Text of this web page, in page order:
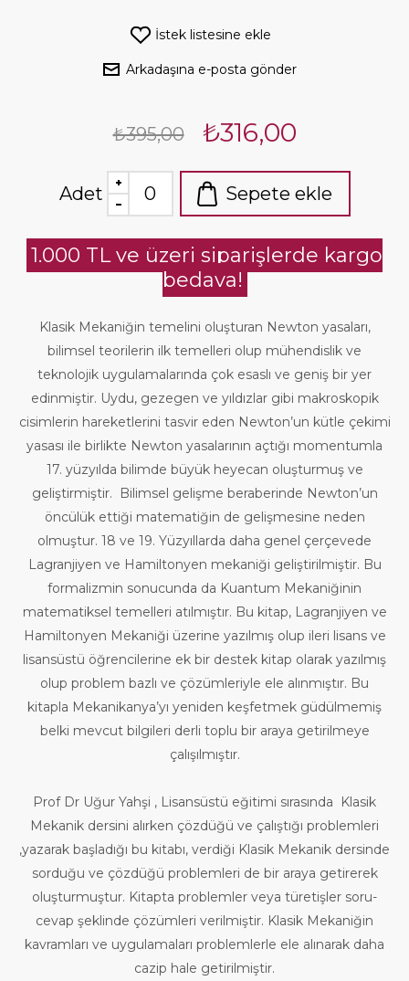
İstek listesine ekle
Arkadaşına e-posta gönder
₺395,00 ₺316,00
Adet Sepete ekle
1.000 TL ve üzeri siparişlerde kargo
bedava!
Klasik Mekaniğin temelini oluşturan Newton yasaları,
bilimsel teorilerin ilk temelleri olup mühendislik ve
teknolojik uygulamalarında çok esaslı ve geniş bir yer
edinmiştir. Uydu, gezegen ve yıldızlar gibi makroskopik
cisimlerin hareketlerini tasvir eden Newton’un kütle çekimi
yasası ile birlikte Newton yasalarının açtığı momentumla
17. yüzyılda bilimde büyük heyecan oluşturmuş ve
geliştirmiştir. Bilimsel gelişme beraberinde Newton’un
öncülük ettiği matematiğin de gelişmesine neden
olmuştur. 18 ve 19. Yüzyıllarda daha genel çerçevede
Lagranjiyen ve Hamiltonyen mekaniği geliştirilmiştir. Bu
formalizmin sonucunda da Kuantum Mekaniğinin
matematiksel temelleri atılmıştır. Bu kitap, Lagranjiyen ve
Hamiltonyen Mekaniği üzerine yazılmış olup ileri lisans ve
lisansüstü öğrencilerine ek bir destek kitap olarak yazılmış
olup problem bazlı ve çözümleriyle ele alınmıştır. Bu
kitapla Mekanikanya’yı yeniden keşfetmek güdülmemiş
belki mevcut bilgileri derli toplu bir araya getirilmeye
çalışılmıştır.
Prof Dr Uğur Yahşi , Lisansüstü eğitimi sırasında Klasik
Mekanik dersini alırken çözdüğü ve çalıştığı problemleri
,yazarak başladığı bu kitabı, verdiği Klasik Mekanik dersinde
sorduğu ve çözdüğü problemleri de bir araya getirerek
oluşturmuştur. Kitapta problemler veya türetişler soru-
cevap şeklinde çözümleri verilmiştir. Klasik Mekaniğin
kavramları ve uygulamaları problemlerle ele alınarak daha
cazip hale getirilmiştir.